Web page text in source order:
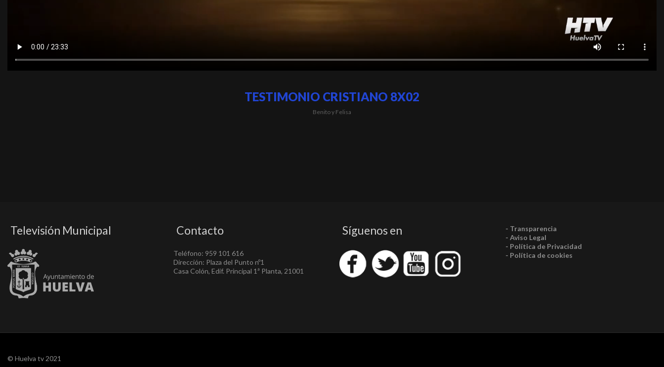
TESTIMONIO CRISTIANO 8X02
Benito y Felisa
Televisión Municipal Contacto
Teléfono: 959 101 616
Dirección: Plaza del Punto nº1
Casa Colón, Edif. Principal 1ª Planta, 21001
Síguenos en
- Transparencia
- Aviso Legal
- Política de Privacidad
- Política de cookies
© Huelva tv 2021